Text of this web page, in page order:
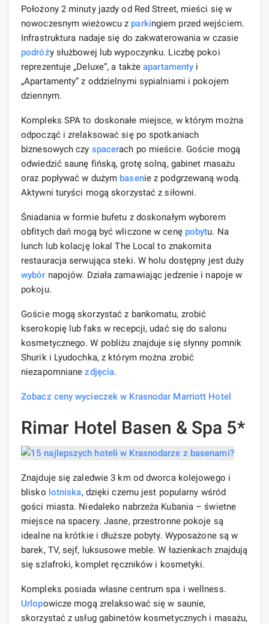
Położony 2 minuty jazdy od Red Street, mieści się w
nowoczesnym wieżowcu z parkingiem przed wejściem.
Infrastruktura nadaje się do zakwaterowania w czasie
podróży służbowej lub wypoczynku. Liczbę pokoi
reprezentuje „Deluxe”, a takżeapartamenty i
„Apartamenty” z oddzielnymi sypialniami i pokojem
dziennym.
Kompleks SPA to doskonałe miejsce, w którym można
odpocząć i zrelaksować się po spotkaniach
biznesowych czy spacerach po mieście. Goście mogą
odwiedzić saunę fińską, grotę solną, gabinet masażu
oraz popływać w dużym basenie z podgrzewaną wodą.
Aktywni turyści mogą skorzystać z siłowni.
Śniadania w formie bufetu z doskonałym wyborem
obfitych dań mogą być wliczone w cenę pobytu. Na
lunch lub kolację lokal The Local to znakomita
restauracja serwująca steki. W holu dostępny jest duży
wybór napojów. Działa zamawiając jedzenie i napoje w
pokoju.
Goście mogą skorzystać z bankomatu, zrobić
kserokopię lub faks w recepcji, udać się do salonu
kosmetycznego. W pobliżu znajduje się słynny pomnik
Shurik i Lyudochka, z którym można zrobić
niezapomnianezdjęcia.
Zobacz ceny wycieczek w Krasnodar Marriott Hotel
Rimar Hotel Basen & Spa 5*
Znajduje się zaledwie 3 km od dworca kolejowego i
blisko lotniska, dzięki czemu jest popularny wśród
gości miasta. Niedaleko nabrzeża Kubania – świetne
miejsce na spacery. Jasne, przestronne pokoje są
idealne na krótkie i dłuższe pobyty. Wyposażone są w
barek, TV, sejf, luksusowe meble. W łazienkach znajdują
się szlafroki, komplet ręczników i kosmetyki.
Kompleks posiada własne centrum spa i wellness.
Urlopowicze mogą zrelaksować się w saunie,
skorzystać z usług gabinetów kosmetycznych i masażu,